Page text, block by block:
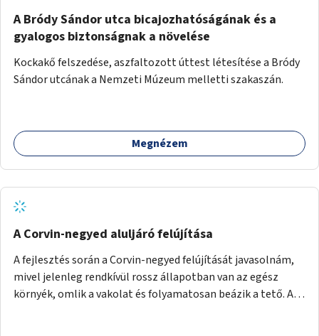
A Bródy Sándor utca bicajozhatóságának és a
gyalogos biztonságnak a növelése
Kockakő felszedése, aszfaltozott úttest létesítése a Bródy
Sándor utcának a Nemzeti Múzeum melletti szakaszán.
Megnézem
A Corvin-negyed aluljáró felújítása
A fejlesztés során a Corvin-negyed felújítását javasolnám,
mivel jelenleg rendkívül rossz állapotban van az egész
környék, omlik a vakolat és folyamatosan beázik a tető. A